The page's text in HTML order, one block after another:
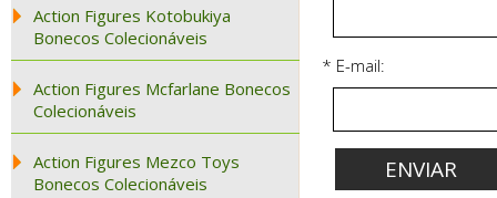
Action Figures Kotobukiya
Bonecos Colecionáveis
Action Figures Mcfarlane Bonecos
Colecionáveis
Action Figures Mezco Toys
Bonecos Colecionáveis
* E-mail: